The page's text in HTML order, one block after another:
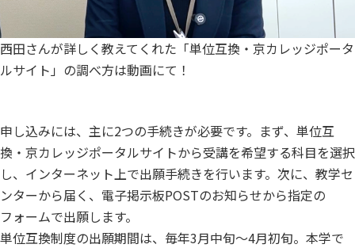
西田さんが詳しく教えてくれた「単位互換・京カレッジポータ
ルサイト」の調べ方は動画にて！
申し込みには、主に2つの手続きが必要です。まず、単位互
換・京カレッジポータルサイトから受講を希望する科目を選択
し、インターネット上で出願手続きを行います。次に、教学セ
ンターから届く、電子掲示板POSTのお知らせから指定の
フォームで出願します。
単位互換制度の出願期間は、毎年3月中旬〜4月初旬。本学で